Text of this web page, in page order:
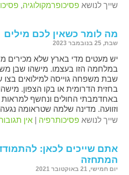
שייך לנושא פסיכופרמקולוגיה,
מה לומר כשאין לכם מילים
שבת, 25 בנובמבר 2023
יש מעטים מדי בארץ שלא מכירים
במלחמה הזו בעצמו. מישהו שבן
שבת משפחה גוייסה למילואים בצו
בחזית הדרומית או בקו הצפון.
באחדמבתי החולים ונחשף למראות
וזוועה. מדינה שלמה שטראומה
שייך לנושא פסיכותרפיה |אין
אתם שייכים לכאן:
המתחזה
יום חמישי, 21 באוקטובר 2021